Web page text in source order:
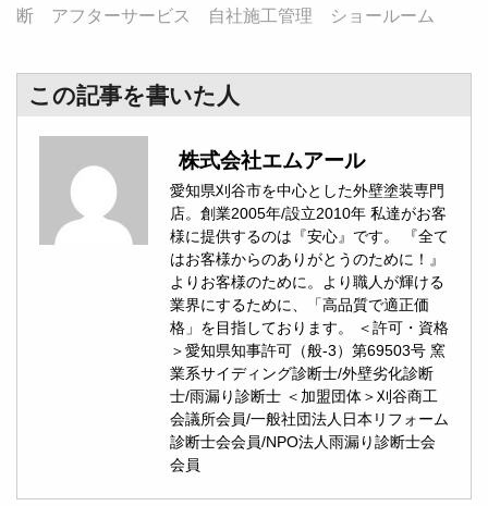
断 アフターサービス 自社施工管理 ショールーム
この記事を書いた人
株式会社エムアール
愛知県刈谷市を中心とした外壁塗装専門
店。創業2005年/設立2010年 私達がお客
様に提供するのは『安心』です。 『全て
はお客様からのありがとうのために！』
よりお客様のために。より職人が輝ける
業界にするために、「高品質で適正価
格」を目指しております。 ＜許可・資格
＞愛知県知事許可（般-3）第69503号 窯
業系サイディング診断士/外壁劣化診断
士/雨漏り診断士 ＜加盟団体＞刈谷商工
会議所会員/一般社団法人日本リフォーム
診断士会会員/NPO法人雨漏り診断士会
会員